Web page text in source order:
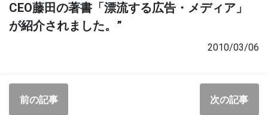
CEO藤田の著書「漂流する広告・メディア」
が紹介されました。”
2010/03/06
前の記事 次の記事